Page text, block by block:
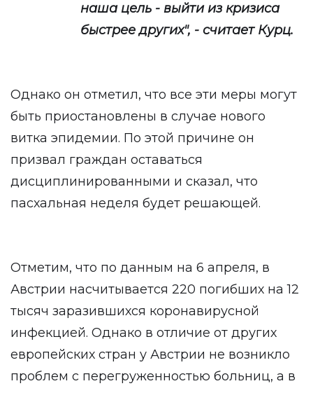
наша цель - выйти из кризиса
быстрее других", - считает Курц.
Однако он отметил, что все эти меры могут
быть приостановлены в случае нового
витка эпидемии. По этой причине он
призвал граждан оставаться
дисциплинированными и сказал, что
пасхальная неделя будет решающей.
Отметим, что по данным на 6 апреля, в
Австрии насчитывается 220 погибших на 12
тысяч заразившихся коронавирусной
инфекцией. Однако в отличие от других
европейских стран у Австрии не возникло
проблем с перегруженностью больниц, а в